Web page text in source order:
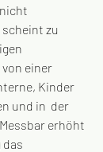
zu
einer
Kinder
und in  der
erhöht